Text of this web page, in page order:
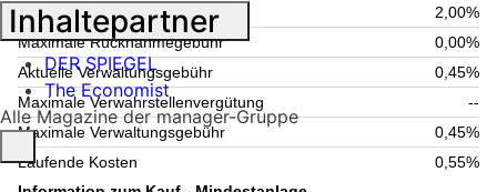
Maximaler Ausgabeaufschlag
2,00%
Maximale Rücknahmegebühr
0,00%
Aktuelle Verwaltungsgebühr
0,45%
Maximale Verwahrstellenvergütung
--
Maximale Verwaltungsgebühr
0,45%
Laufende Kosten
0,55%
Inhaltepartner
DER SPIEGEL
The Economist
Alle Magazine der manager-Gruppe